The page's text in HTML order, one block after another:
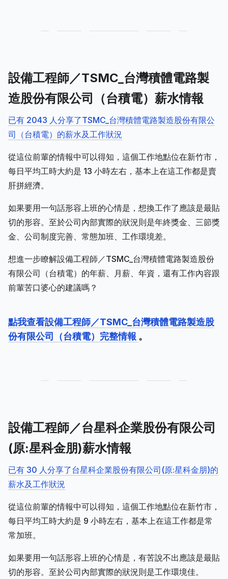
設備工程師／TSMC_台灣積體電路製
造股份有限公司（台積電）薪水情報
已有 2043 人分享了TSMC_台灣積體電路製造股份有限公
司（台積電）的薪水及工作狀況
從這位前輩的情報中可以得知，這個工作地點位在新竹市，
每日平均工時大約是 13 小時左右，基本上在這工作都是賣
肝拼經濟。
如果要用一句話形容上班的心情是，想換工作了應該是最貼
切的形容。至於公司內部實際的狀況則是年終獎金、三節獎
金、公司制度完善、常態加班、工作環境差。
想進一步瞭解設備工程師／TSMC_台灣積體電路製造股份
有限公司（台積電）的年薪、月薪、年資，還有工作內容跟
前輩苦口婆心的建議嗎？
點我查看設備工程師／TSMC_台灣積體電路製造股
份有限公司（台積電）完整情報 。
設備工程師／台星科企業股份有限公司
(原:星科金朋)薪水情報
已有 30 人分享了台星科企業股份有限公司(原:星科金朋)的
薪水及工作狀況
從這位前輩的情報中可以得知，這個工作地點位在新竹市，
每日平均工時大約是 9 小時左右，基本上在這工作都是常
常加班。
如果要用一句話形容上班的心情是，有苦說不出應該是最貼
切的形容。至於公司內部實際的狀況則是工作環境佳。